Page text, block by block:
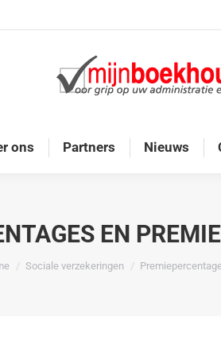
ons Partners Nieuws
EN
hier:
Sociale verzekeringen
Home Diensten Onze